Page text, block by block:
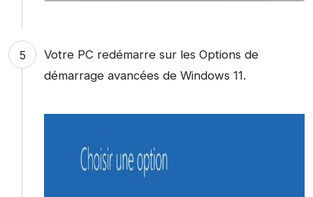
Votre PC redémarre sur les Options de
démarrage avancées de Windows 11.